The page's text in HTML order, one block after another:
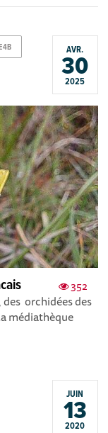
AVR.
30
2025
352
orchidées des
médiathèque
JUIN
13
2020